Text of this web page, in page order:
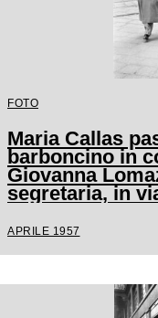
FOTO
Maria Callas
barboncino in
Giovanna
segretaria, in
APRILE 1957